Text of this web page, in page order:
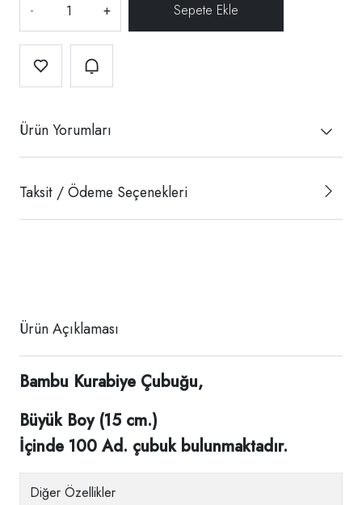
- +
Ürün Yorumları
Taksit / Ödeme Seçenekleri
Ürün Açıklaması
Bambu Kurabiye Çubuğu,
Büyük Boy (15 cm.)
İçinde 100 Ad. çubuk bulunmaktadır.
Diğer Özellikler